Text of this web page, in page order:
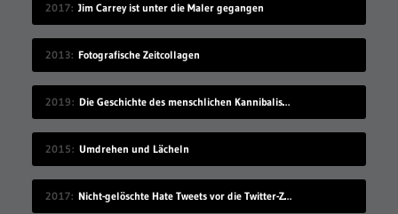
2017 Jim Carrey ist unter die Maler gegangen
2013 Fotografische Zeitcollagen
2019 Die Geschichte des menschlichen Kannibalismus
2015 Umdrehen und Lächeln
2017 Nicht-gelöschte Hate Tweets vor die Twitter-Zentrale gesprüht